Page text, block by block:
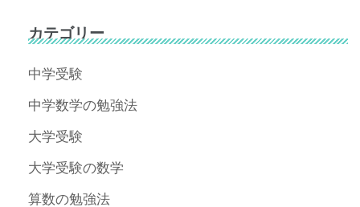
カテゴリー
中学受験
中学数学の勉強法
大学受験
大学受験の数学
算数の勉強法